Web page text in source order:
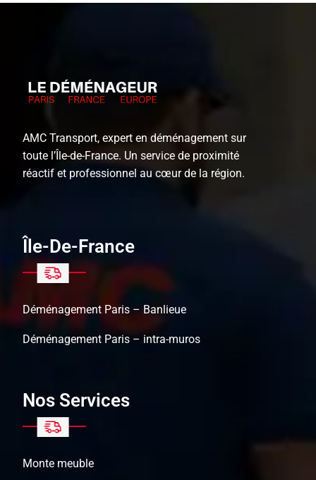
AMC Transport, expert en déménagement sur
toute l’Île-de-France. Un service de proximité
réactif et professionnel au cœur de la région.
Île-De-France
Déménagement Paris – Banlieue
Déménagement Paris – intra-muros
Nos Services
Monte meuble